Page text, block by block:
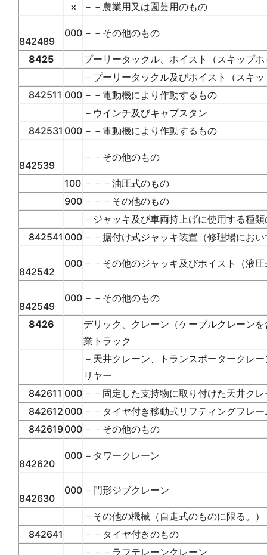
×
－－農業用又は園芸用のもの
842489
000 －－その他のもの
8425
プーリータックル、ホイスト（スキップ
－プーリータックル及びホイスト（スキ
842511 000 －－電動機により作動するもの
－ウインチ及びキャプスタン
842531 000 －－電動機により作動するもの
842539
－－その他のもの
100 －－－油圧式のもの
900 －－－その他のもの
－ジャッキ及び車両持上げに使用する種
842541 000 －－据付け式ジャッキ装置（修理場にお
842542
000 －－その他のジャッキ及びホイスト（液
842549
000 －－その他のもの
8426
デリック、クレーン（ケーブルクレーン
業トラック
－天井クレーン、トランスポータークレ
リヤー
842611 000 －－固定した支持物に取り付けた天井ク
842612 000 －－タイヤ付き移動式リフティングフレ
842619000 －－その他のもの
842620
000 －タワークレーン
842630
000 －門形ジブクレーン
－その他の機械（自走式のものに限る。）
842641
－－タイヤ付きのもの
－－－ラフテレーンクレーン